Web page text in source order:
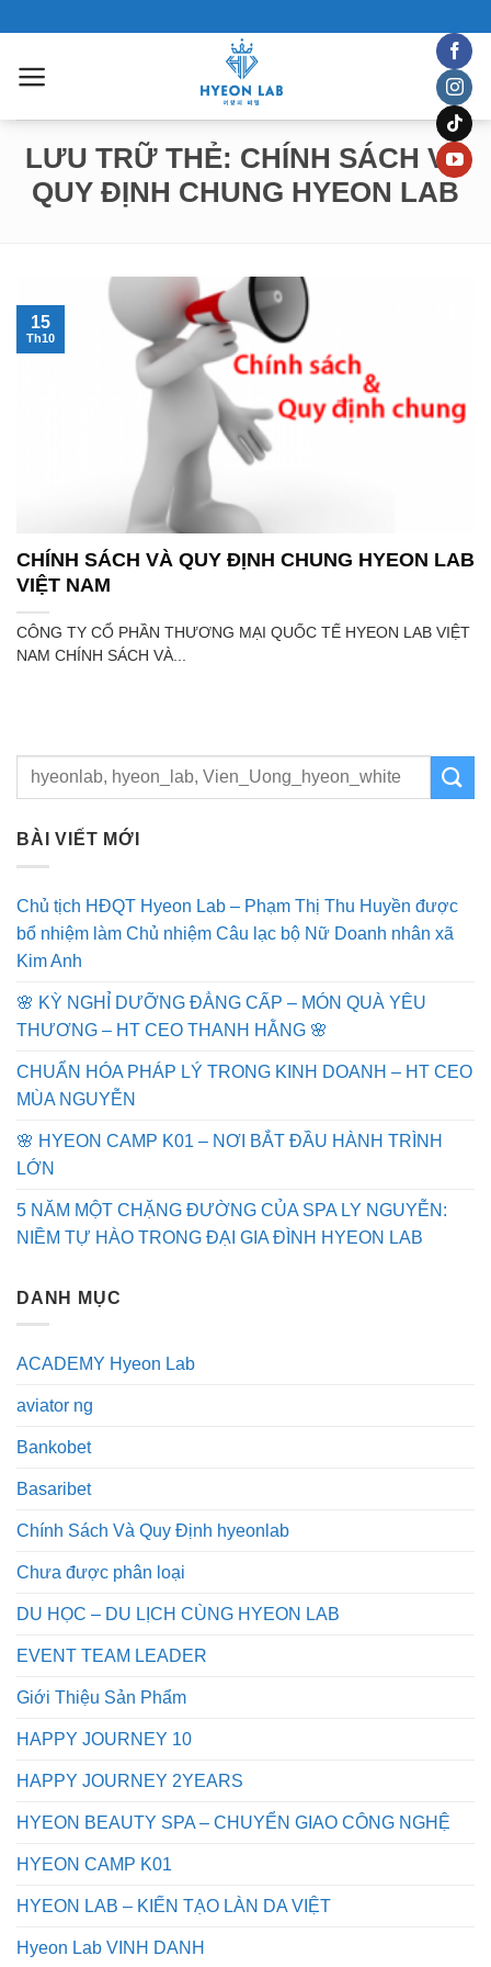
nội
LƯU TRỮ THẺ: CHÍNH SÁCH VÀ
QUY ĐỊNH CHUNG HYEON LAB
CHÍNH SÁCH VÀ QUY ĐỊNH CHUNG HYEON LAB
VIỆT NAM
CÔNG TY CỔ PHẦN THƯƠNG MẠI QUỐC TẾ HYEON LAB VIỆT
NAM CHÍNH SÁCH VÀ...
15
Th10
BÀI VIẾT MỚI
Chủ tịch HĐQT Hyeon Lab – Phạm Thị Thu Huyền được
bổ nhiệm làm Chủ nhiệm Câu lạc bộ Nữ Doanh nhân xã
Kim Anh
🌸 KỲ NGHỈ DƯỠNG ĐẲNG CẤP – MÓN QUÀ YÊU
THƯƠNG – HT CEO THANH HẰNG 🌸
CHUẨN HÓA PHÁP LÝ TRONG KINH DOANH – HT CEO
MÙA NGUYỄN
🌸 HYEON CAMP K01 – NƠI BẮT ĐẦU HÀNH TRÌNH
LỚN
5 NĂM MỘT CHẶNG ĐƯỜNG CỦA SPA LY NGUYỄN:
NIỀM TỰ HÀO TRONG ĐẠI GIA ĐÌNH HYEON LAB
DANH MỤC
ACADEMY Hyeon Lab
aviator ng
Bankobet
Basaribet
Chính Sách Và Quy Định hyeonlab
Chưa được phân loại
DU HỌC – DU LỊCH CÙNG HYEON LAB
EVENT TEAM LEADER
Giới Thiệu Sản Phẩm
HAPPY JOURNEY 10
HAPPY JOURNEY 2YEARS
HYEON BEAUTY SPA – CHUYỂN GIAO CÔNG NGHỆ
HYEON CAMP K01
HYEON LAB – KIẾN TẠO LÀN DA VIỆT
Hyeon Lab VINH DANH